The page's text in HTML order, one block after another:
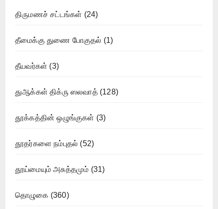
திருமணச் சட்டங்கள் (24)
தீமைக்கு துணை போகுதல் (1)
தீயவர்கள் (3)
துஆக்கள் திக்ரு ஸலவாத்(128)
தூக்கத்தின் ஒழுங்குகள் (3)
தூதர்களை நம்புதல் (52)
தூய்மையும் அசுத்தமும் (31)
தொழுகை (360)